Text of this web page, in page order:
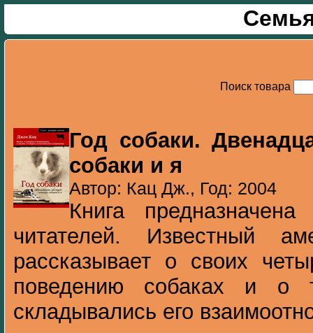
Поиск товара
Год собаки.
собаки и я
Автор: Кац Дж., Год: 2004
Книга
читателей. Известный
рассказывает о своих
поведению собаках и о
складывались его